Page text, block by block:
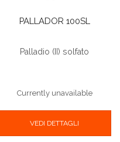
PALLADOR 100SL
Palladio (II) solfato
Currently unavailable
VEDI DETTAGLI